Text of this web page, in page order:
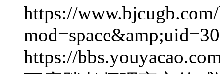
https://
https://